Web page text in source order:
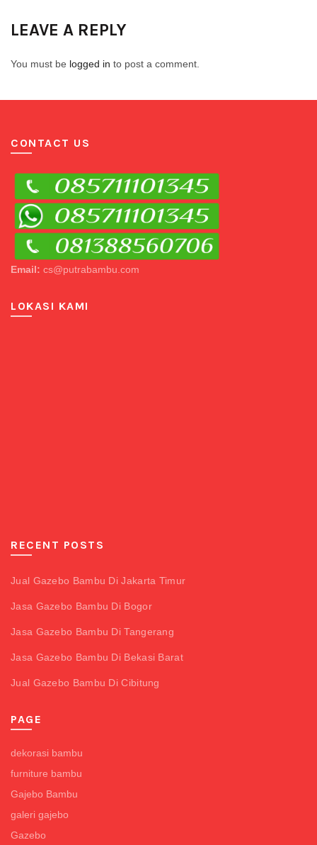
LEAVE A REPLY
You must be logged in to post a comment.
CONTACT US
Email: cs@putrabambu.com
LOKASI KAMI
RECENT POSTS
Jual Gazebo Bambu Di Jakarta Timur
Jasa Gazebo Bambu Di Bogor
Jasa Gazebo Bambu Di Tangerang
Jasa Gazebo Bambu Di Bekasi Barat
Jual Gazebo Bambu Di Cibitung
PAGE
dekorasi bambu
furniture bambu
Gajebo Bambu
galeri gajebo
Gazebo